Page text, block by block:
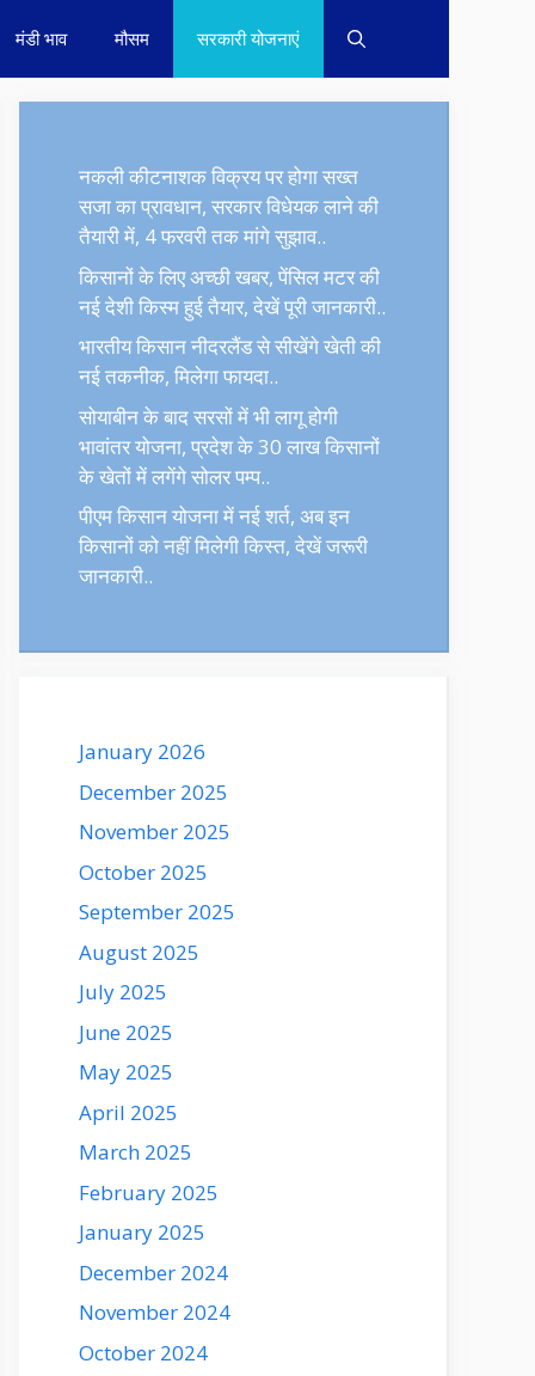
मंडी भाव मौसम सरकारी योजनाएं
नकली कीटनाशक विक्रय पर होगा सख्त
सजा का प्रावधान, सरकार विधेयक लाने की
तैयारी में, 4 फरवरी तक मांगे सुझाव..
किसानों के लिए अच्छी खबर, पेंसिल मटर की
नई देशी किस्म हुई तैयार, देखें पूरी जानकारी..
भारतीय किसान नीदरलैंड से सीखेंगे खेती की
नई तकनीक, मिलेगा फायदा..
सोयाबीन के बाद सरसों में भी लागू होगी
भावांतर योजना, प्रदेश के 30 लाख किसानों
के खेतों में लगेंगे सोलर पम्प..
पीएम किसान योजना में नई शर्त, अब इन
किसानों को नहीं मिलेगी किस्त, देखें जरूरी
जानकारी..
January 2026
December 2025
November 2025
October 2025
September 2025
August 2025
July 2025
June 2025
May 2025
April 2025
March 2025
February 2025
January 2025
December 2024
November 2024
October 2024